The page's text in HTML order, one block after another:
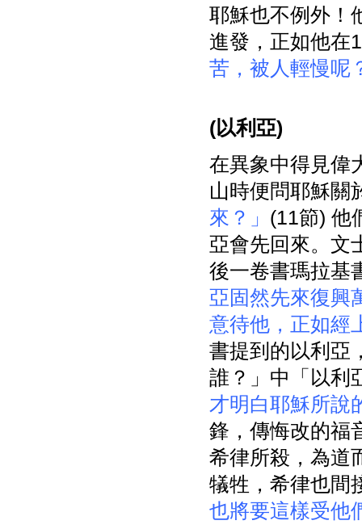
耶穌也不例外！
進發，正如他在
苦，被人輕慢呢
(以利亞)
在異象中得見偉
山時便問耶穌關
來？」 (11節) 他
亞會先回來。文
後一卷書瑪拉基
亞固然先來復興
意待他，正如經
書提到的以利亞
誰？」中「以利
才明白耶穌所說
鋒，傳悔改的福
希律所殺，為道
犠牲，希律也間
也將要這樣受他